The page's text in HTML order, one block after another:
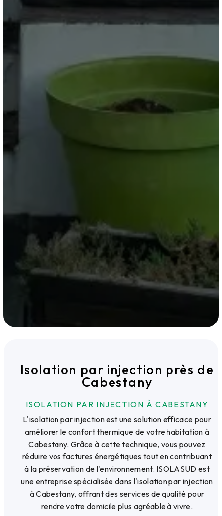
Isolation par injection près de
Cabestany
ISOLATION PAR INJECTION À CABESTANY
L'isolation par injection est une solution efficace pour
améliorer le confort thermique de votre habitation à
Cabestany. Grâce à cette technique, vous pouvez
réduire vos factures énergétiques tout en contribuant
à la préservation de l'environnement. ISOLASUD est
une entreprise spécialisée dans l'isolation par injection
à Cabestany, offrant des services de qualité pour
rendre votre domicile plus agréable à vivre.